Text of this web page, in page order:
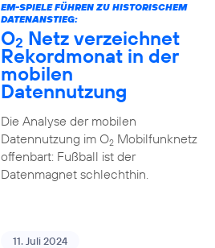
EM-SPIELE FÜHREN ZU HISTORISCHEM
DATENANSTIEG:
O2 Netz verzeichnet
Rekordmonat in der
mobilen
Datennutzung
Die Analyse der mobilen
Datennutzung im O2Mobilfunknetz
offenbart: Fußball ist der
Datenmagnet schlechthin.
11. Juli 2024